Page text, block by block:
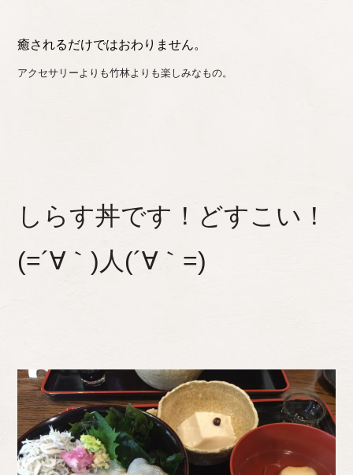
癒されるだけではおわりません。
アクセサリーよりも竹林よりも楽しみなもの。
しらす丼です！どすこい！
(=´∀｀)人(´∀｀=)